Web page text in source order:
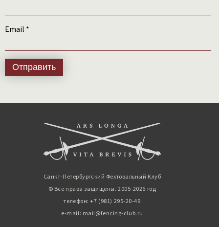
Email *
Санкт-Петербургский Фехтовальный Клуб
© Все права защищены. 2005-2026 год
телефон: +7 (981) 295-20-49
e-mail: mail@fencing-club.ru